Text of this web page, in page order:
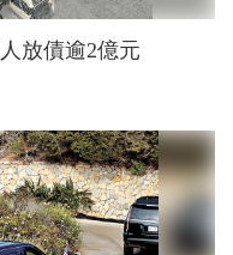
涉向2000人放債逾2億元